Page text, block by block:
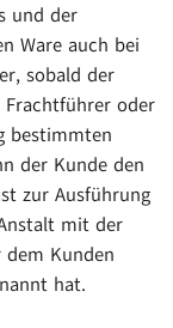
und der
Ware auch bei
sobald der
Frachtführer oder
bestimmten
der Kunde den
zur Ausführung
mit der
Kunden
hat.